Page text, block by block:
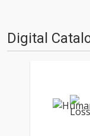
今作
Digital